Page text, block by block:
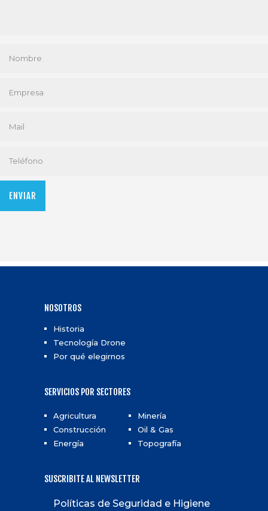
NOSOTROS
Historia
Tecnología Drone
Por qué elegirnos
SERVICIOS POR SECTORES
Agricultura
Minería
Construcción
Oil & Gas
Energía
Topografía
SUSCRIBITE AL NEWSLETTER
Políticas de Seguridad e Higiene